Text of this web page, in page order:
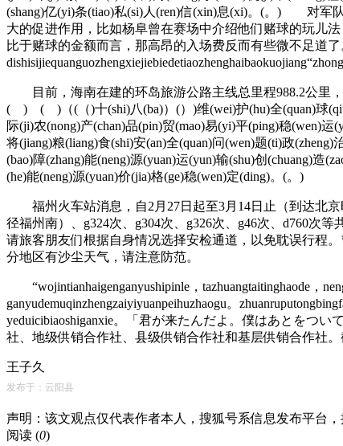
(shang)亿(yi)条(tiao)私(si)人(ren)信(xin)息(xi)。(。) 对军
大的促进作用，比如杨阜曾在赛场中介绍他们赌球的玩儿
比于赌球的金额而言，那高昂的入场费反而有些微不足道
目前，海南在建的环岛旅游公路主线总里程988.2公里
( ) ( )（(（)十(shi)八(ba)）(）)维(wei)护(hu)全(quan)球(qiu)
际(ji)农(nong)产(chan)品(pin)贸(mao)易(yi)平(ping)稳(wen)运
将(jiang)粮(liang)食(shi)安(an)全(quan)问(wen)题(ti)政
(bao)障(zhang)能(neng)源(yuan)运(yun)输(shu)创(chuang)造
(he)能(neng)源(yuan)价(jia)格(ge)稳(wen)定(ding)。(。)
福州火车站消息，自2月27日起至3月14日止（到达北京
径福州南）、g324次、g304次、g326次、g46次、d760次
请旅客朋友们根据自身情况选择安检通道，以免耽误行程
分地区有沙尘天气，请注意防范。
“wojintianhaigenganyushipinle，tazhuangtaitinghaode，
ganyudemuqinzhengzaiyiyuanpeihuzhaogu。
yeduicibiaoshiganxie。「君が来たんだよ。僕はあとを
社、地级供销合作社、县级供销合作社和基层供销合作社
王子久
发布于：云阳县
声明：该文观点仅代表作者本人，搜狐号系信息发布平台，
阅读 (0)